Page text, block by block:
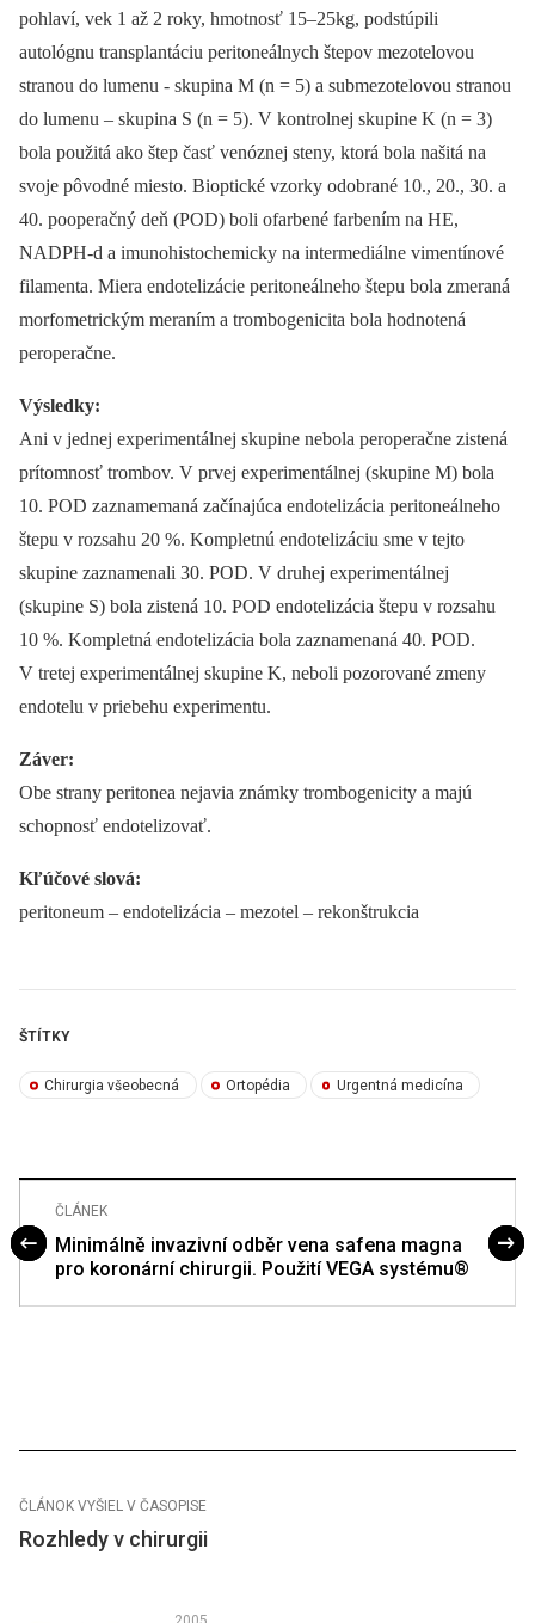
pohlaví, vek 1 až 2 roky, hmotnosť 15–25kg, podstúpili
autológnu transplantáciu peritoneálnych štepov mezotelovou
stranou do lumenu -⁠ skupina M (n = 5) a submezotelovou stranou
do lumenu –⁠ skupina S (n = 5). V kontrolnej skupine K (n = 3)
bola použitá ako štep časť venóznej steny, ktorá bola našitá na
svoje pôvodné miesto. Bioptické vzorky odobrané 10., 20., 30. a
40. pooperačný deň (POD) boli ofarbené farbením na HE,
NADPH-d a imunohistochemicky na intermediálne vimentínové
filamenta. Miera endotelizácie peritoneálneho štepu bola zmeraná
morfometrickým meraním a trombogenicita bola hodnotená
peroperačne.
Výsledky:
Ani v jednej experimentálnej skupine nebola peroperačne zistená
prítomnosť trombov. V prvej experimentálnej (skupine M) bola
10. POD zaznamemaná začínajúca endotelizácia peritoneálneho
štepu v rozsahu 20 %. Kompletnú endotelizáciu sme v tejto
skupine zaznamenali 30. POD. V druhej experimentálnej
(skupine S) bola zistená 10. POD endotelizácia štepu v rozsahu
10 %. Kompletná endotelizácia bola zaznamenaná 40. POD.
V tretej experimentálnej skupine K, neboli pozorované zmeny
endotelu v priebehu experimentu.
Záver:
Obe strany peritonea nejavia známky trombogenicity a majú
schopnosť endotelizovať.
Kľúčové slová:
peritoneum –⁠ endotelizácia –⁠ mezotel –⁠ rekonštrukcia
ŠTÍTKY
Chirurgia všeobecná Ortopédia Urgentná medicína
ČLÁNEK
Minimálně invazivní odběr vena safena magna
pro koronární chirurgii. Použití VEGA systému®
ČLÁNOK VYŠIEL V ČASOPISE
Rozhledy v chirurgii